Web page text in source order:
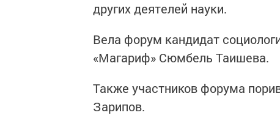
других деятелей науки.
Вела форум кандидат
«Магариф» Сюмбель Таишева.
Также участников форума
Зарипов.